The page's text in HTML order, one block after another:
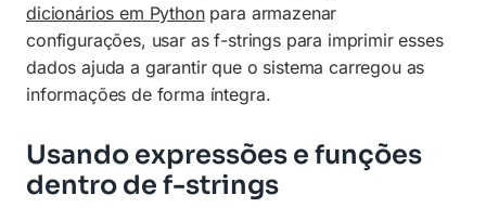
dicionários em Pythonpara armazenar
configurações, usar as f-strings para imprimir esses
dados ajuda a garantir que o sistema carregou as
informações de forma íntegra.
Usando expressões e funções
dentro de f-strings